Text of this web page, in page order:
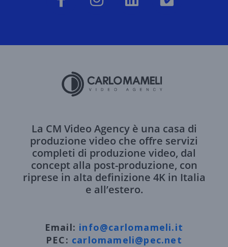
La CM Video Agency è una casa di
produzione video che offre servizi
completi di produzione video, dal
concept alla post-produzione, con
riprese in alta definizione 4K in Italia
e all’estero.
Email: info@carlomameli.it
PEC: carlomameli@pec.net